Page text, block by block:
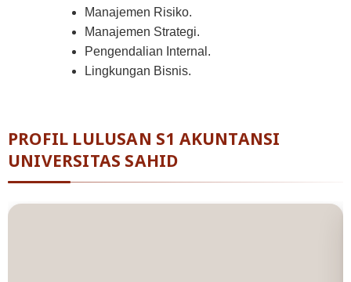
Manajemen Risiko.
Manajemen Strategi.
Pengendalian Internal.
Lingkungan Bisnis.
PROFIL LULUSAN S1 AKUNTANSI
UNIVERSITAS SAHID